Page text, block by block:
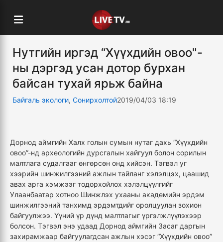
Нутгийн иргэд “Хүүхдийн овоо"-
ны дэргэд усан дотор бурхан
байсан тухай ярьж байна
Байгаль экологи, Сонирхолтой2019/04/03 18:19
Дорнод аймгийн Халх голын сумын нутаг дахь “Хүүхдийн
овоо”-нд археологийн дурсгалын хайгуул болон сорилын
малтлага судалгааг өнгөрсөн онд хийсэн. Тэгвэл уг
хээрийн шинжилгээний ажлын тайланг хэлэлцэх, цаашид
авах арга хэмжээг тодорхойлох хэлэлцүүлгийг
Улаанбаатар хотноо Шинжлэх ухааны академийн эрдэм
шинжилгээний танхимд эрдэмтдийг оролцуулан зохион
байгуулжээ. Үүний үр дүнд малтлагыг үргэлжлүүлэхээр
болсон. Тэгвэл энэ удаад Дорнод аймгийн Засаг даргын
захирамжаар байгуулагдсан ажлын хэсэг “Хүүхдийн овоо”